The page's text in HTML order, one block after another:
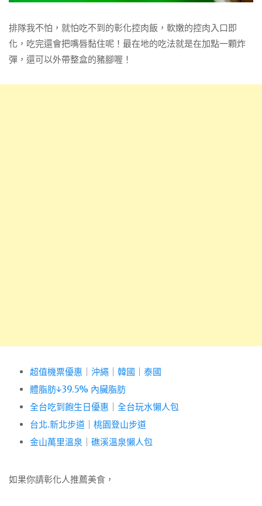
排隊我不怕，就怕吃不到的彰化控肉飯，軟嫩的控肉入口即
化，吃完還會把嘴唇黏住呢！最在地的吃法就是在加點一顆炸
彈，還可以外帶整盒的豬腳喔！
超值機票優惠 沖繩 韓國
泰國
體脂肪↓39.5% 內臟脂肪
全台吃到飽生日優惠
全台玩水懶人包
台北.新北步道
桃園登山步道
金山萬里溫泉
礁溪溫泉懶人包
如果你請彰化人推薦美食，